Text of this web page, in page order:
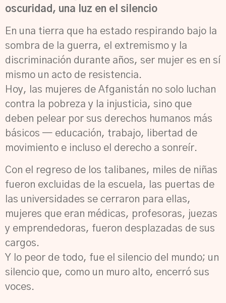
oscuridad, una luz en el silencio
En una tierra que ha estado respirando bajo la
sombra de la guerra, el extremismo y la
discriminación durante años, ser mujer es en sí
mismo un acto de resistencia.
Hoy, las mujeres de Afganistán no solo luchan
contra la pobreza y la injusticia, sino que
deben pelear por sus derechos humanos más
básicos — educación, trabajo, libertad de
movimiento e incluso el derecho a sonreír.
Con el regreso de los talibanes, miles de niñas
fueron excluidas de la escuela, las puertas de
las universidades se cerraron para ellas,
mujeres que eran médicas, profesoras, juezas
y emprendedoras, fueron desplazadas de sus
cargos.
Y lo peor de todo, fue el silencio del mundo; un
silencio que, como un muro alto, encerró sus
voces.